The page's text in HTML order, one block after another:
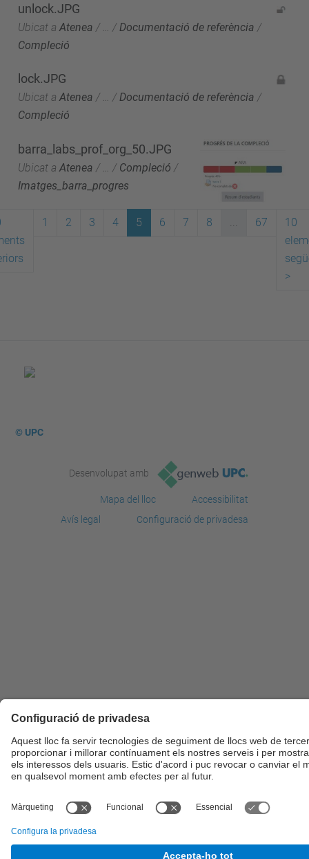
unlock.JPG
Ubicat a Atenea / / Documentació de referència /
Compleció
lock.JPG
Ubicat a Atenea / … /Documentació de referència /
Compleció
barra_labs_prof_org_50.JPG
Ubicat a Atenea / / Compleció /
Imatges_barra_progres
1 2 3 4 5 6 7 8 67
10
>
© UPC
Desenvolupat amb
Mapa del lloc
Accessibilitat
Avís legal
Configuració de privadesa